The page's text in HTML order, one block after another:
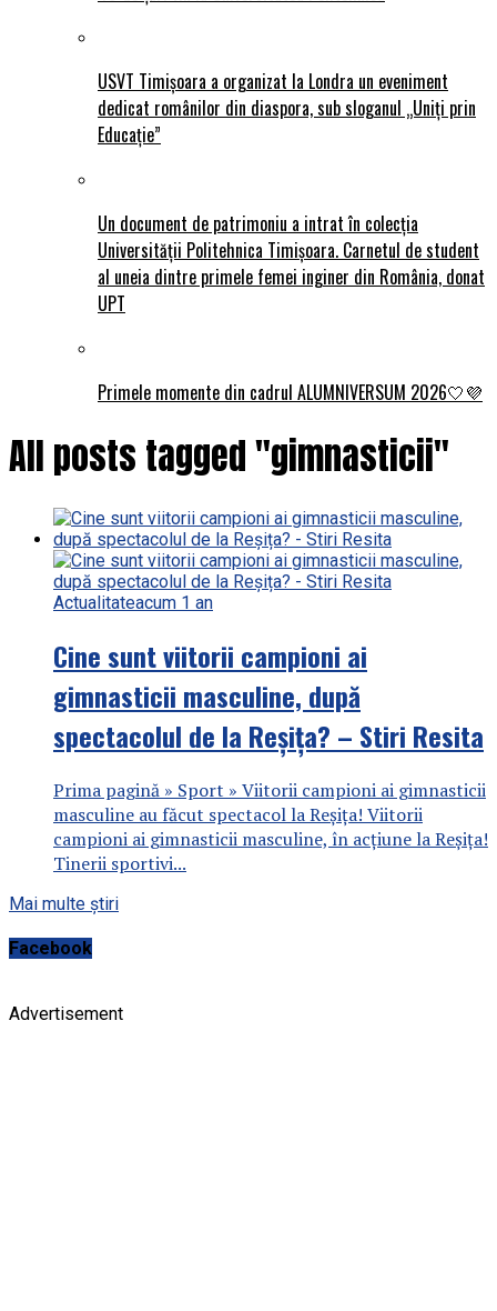
USVT Timișoara a organizat la Londra un eveniment
dedicat românilor din diaspora, sub sloganul „Uniți prin
Educație”
Un document de patrimoniu a intrat în colecția
Universității Politehnica Timișoara. Carnetul de student
al uneia dintre primele femei inginer din România, donat
UPT
Primele momente din cadrul ALUMNIVERSUM 2026🤍💜
All posts tagged "gimnasticii"
Actualitateacum 1 an
Cine sunt viitorii campioni ai
gimnasticii masculine, după
spectacolul de la Reșița? – Stiri Resita
Prima pagină » Sport » Viitorii campioni ai gimnasticii
masculine au făcut spectacol la Reșița! Viitorii
campioni ai gimnasticii masculine, în acțiune la Reșița!
Tinerii sportivi...
Mai multe știri
Facebook
Advertisement